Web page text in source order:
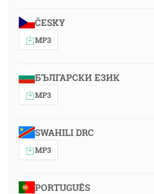
ČESKY
MP3
БЪЛГАРСКИ ЕЗИК
MP3
SWAHILI DRC
MP3
PORTUGUÊS